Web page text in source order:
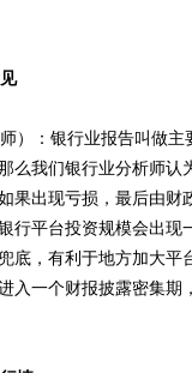
）：银行业报告叫做主
么我们银行业分析师
果出现亏损，最后由财
行平台投资规模会出现
底，有利于地方加大
入一个财报披露密集期